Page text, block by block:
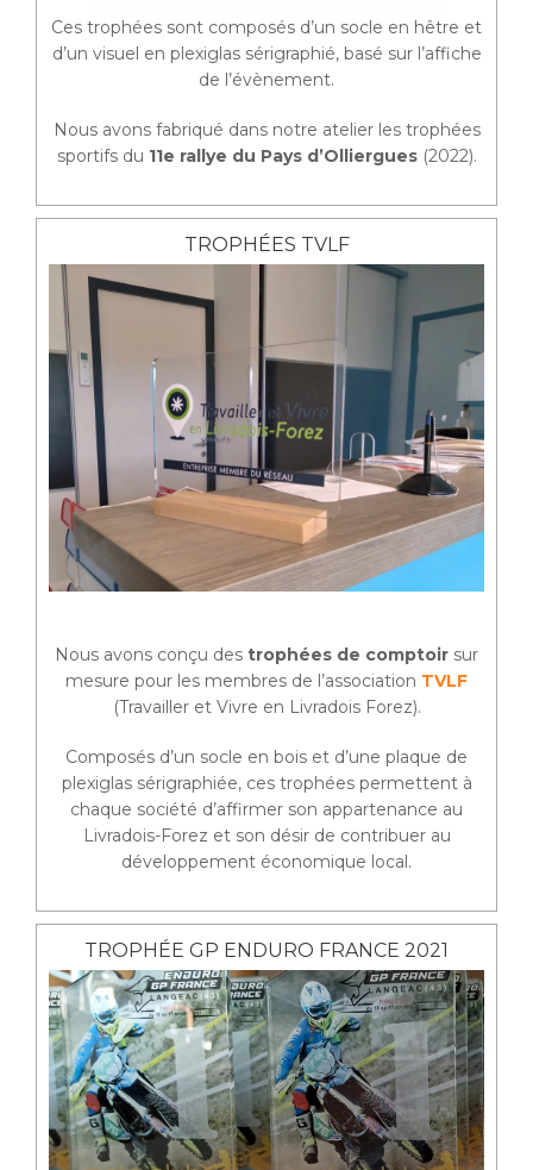
Ces trophées sont composés d’un socle en hêtre et
d’un visuel en plexiglas sérigraphié, basé sur l’affiche
de l’évènement.
Nous avons fabriqué dans notre atelier les trophées
sportifs du 11e rallye du Pays d’Olliergues(2022).
TROPHÉES TVLF
Nous avons conçu des trophées de comptoir sur
mesure pour les membres de l’association TVLF
(Travailler et Vivre en Livradois Forez).
Composés d’un socle en bois et d’une plaque de
plexiglas sérigraphiée, ces trophées permettent à
chaque société d’affirmer son appartenance au
Livradois-Forez et son désir de contribuer au
développement économique local.
TROPHÉE GP ENDURO FRANCE 2021